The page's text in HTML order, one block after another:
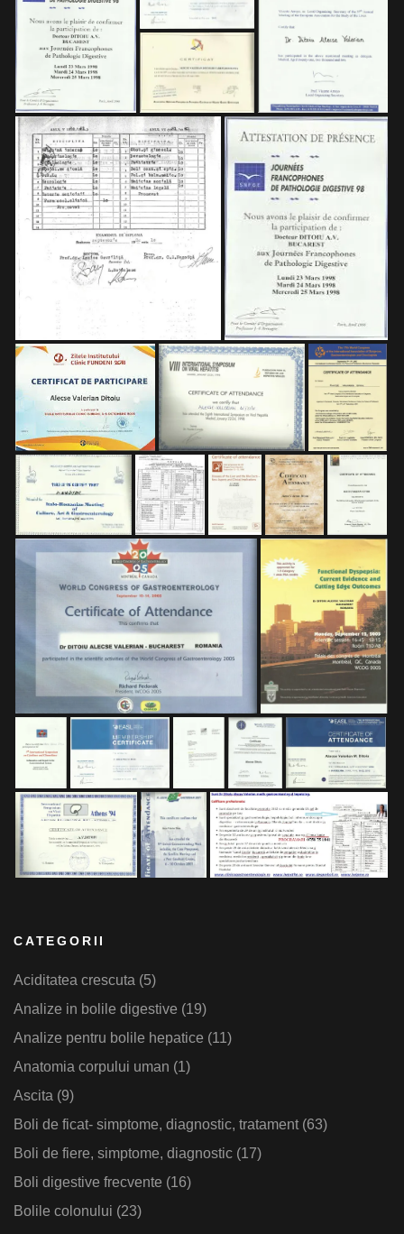
CATEGORII
Aciditatea crescuta (5)
Analize in bolile digestive (19)
Analize pentru bolile hepatice (11)
Anatomia corpului uman (1)
Ascita (9)
Boli de ficat- simptome, diagnostic, tratament(63)
Boli de fiere, simptome, diagnostic (17)
Boli digestive frecvente (16)
Bolile colonului (23)